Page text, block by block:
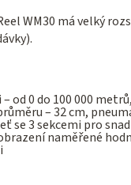
WM30 má velký
od 0 do 100 000
– 32 cm,
se 3 sekcemi pro
naměřené